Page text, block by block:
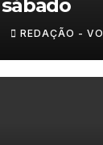
REDAÇÃO - VO